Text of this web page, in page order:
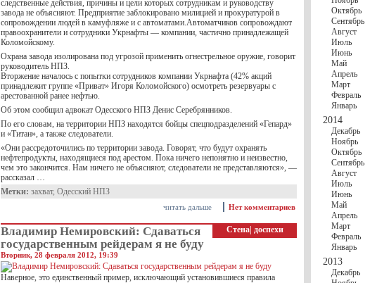
следственные действия, причины и цели которых сотрудникам и руководству
завода не объясняют. Предприятие заблокировано милицией и прокуратурой в
сопровождении людей в камуфляже и с автоматами.Автоматчиков сопровождают
правоохранители и сотрудники Укрнафты — компании, частично принадлежащей
Коломойскому.
Охрана завода изолирована под угрозой применить огнестрельное оружие, говорит
руководитель НПЗ.
Вторжение началось с попытки сотрудников компании Укрнафта (42% акций
принадлежит группе «Приват» Игоря Коломойского) осмотреть резервуары с
арестованной ранее нефтью.
Об этом сообщил адвокат Одесского НПЗ Денис Серебрянников.
По его словам, на территории НПЗ находятся бойцы спецподразделений «Гепард»
и «Титан», а также следователи.
«Они рассредоточились по территории завода. Говорят, что будут охранять
нефтепродукты, находящиеся под арестом. Пока ничего непонятно и неизвестно,
чем это закончится. Нам ничего не объясняют, следователи не представляются», —
рассказал …
Метки: захват, Одесский НПЗ
Нет комментариев
читать дальше
Стена| доспехи
Владимир Немировский: Сдаваться
государственным рейдерам я не буду
Вторник, 28 февраля 2012, 19:39
Наверное, это единственный пример, исключающий установившиеся правила
Октябрь
Сентябрь
Август
Июль
Июнь
Май
Апрель
Март
Февраль
Январь
2014
Декабрь
Ноябрь
Октябрь
Сентябрь
Август
Июль
Июнь
Май
Апрель
Март
Февраль
Январь
2013
Декабрь